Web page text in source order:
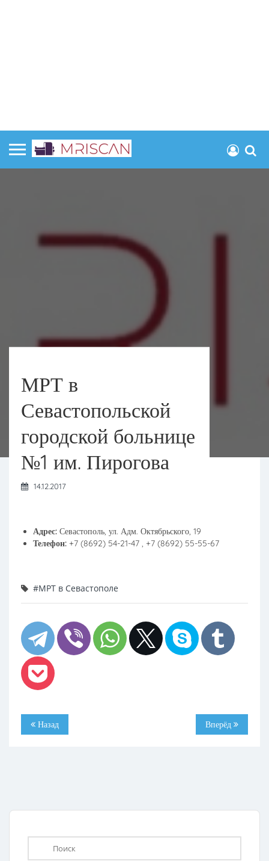
МРТ в
Севастопольской
городской больнице
№1 им. Пирогова
14.12.2017
Адрес: Севастополь, ул. Адм. Октябрьского, 19
Телефон: +7 (8692) 54-21-47 , +7 (8692) 55-55-67
#МРТ в Севастополе
Назад Вперёд